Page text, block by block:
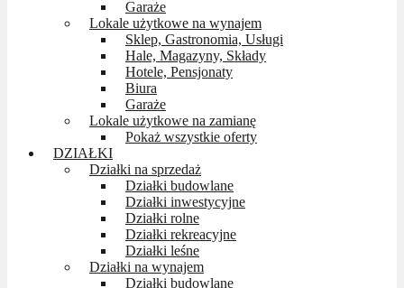
Garaże
Lokale użytkowe na wynajem
Sklep, Gastronomia, Usługi
Hale, Magazyny, Składy
Hotele, Pensjonaty
Biura
Garaże
Lokale użytkowe na zamianę
Pokaż wszystkie oferty
DZIAŁKI
Działki na sprzedaż
Działki budowlane
Działki inwestycyjne
Działki rolne
Działki rekreacyjne
Działki leśne
Działki na wynajem
Działki budowlane